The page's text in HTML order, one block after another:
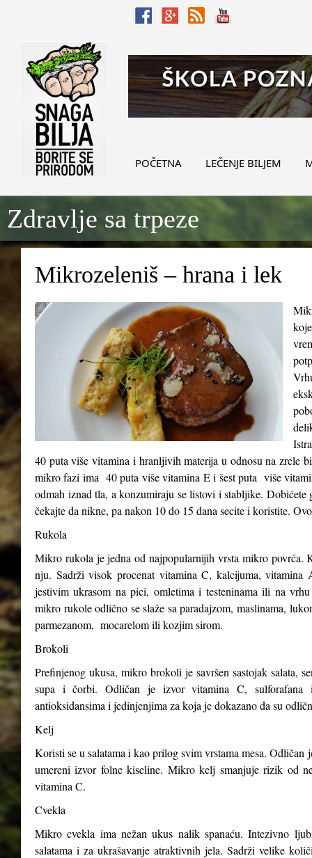
POČETNA LEČENJE BILJEM
Zdravlje sa trpeze
Mikrozeleniš – hrana i lek
40 puta više vitamina i hranljivih materija u odnosu na zrele
mikro fazi ima 40 puta više vitamina E i šest puta više
odmah iznad tla, a konzumiraju se listovi i stabljike. Dobićete
čekajte da nikne, pa nakon 10 do 15 dana secite i koristite.
Rukola
Mikro rukola je jedna od najpopularnijih vrsta mikro povrća.
nju. Sadrži visok procenat vitamina C, kalcijuma,
jestivim ukrasom na pici, omletima i testeninama ili na
mikro rukole odlično se slaže sa paradajzom, maslinama,
parmezanom, mocarelom ili kozjim sirom.
Brokoli
Prefinjenog ukusa, mikro brokoli je savršen sastojak salata,
supa i čorbi. Odličan je izvor vitamina C,
antioksidansima i jedinjenjima za koja je dokazano da su
Kelj
Koristi se u salatama i kao prilog svim vrstama mesa.
umereni izvor folne kiseline. Mikro kelj smanjuje rizik od
vitamina C.
Cvekla
Mikro cvekla ima nežan ukus nalik spanaću. Intezivno
salatama i za ukrašavanje atraktivnih jela. Sadrži velike